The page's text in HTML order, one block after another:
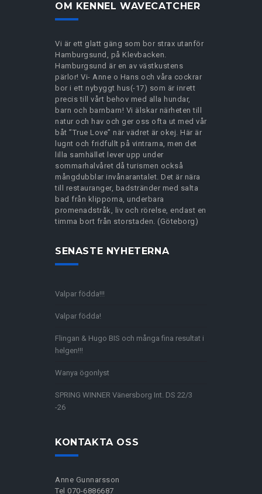
OM KENNEL WAVECATCHER
Vi är ett glatt gäng som bor strax utanför
Hamburgsund, på Klevbacken.
Hamburgsund är en av västkustens
pärlor! Vi- Anne o Hans och våra cockrar
bor i ett nybyggt hus(-17) som är inrett
precis till vårt behov med alla hundar,
barn och barnbarn! Vi älskar närheten till
natur och hav och ger oss ofta ut med vår
båt ”True Love” när vädret är okej. Här är
lugnt och fridfullt på vintrarna, men det
lilla samhället lever upp under
sommarhalvåret då turismen också
mångdubblar invånarantalet. Det är nära
till restauranger, badstränder med salta
bad från klipporna, underbara
promenadstråk, liv och rörelse, endast en
timma bort från storstaden. (Göteborg)
SENASTE NYHETERNA
Valpar födda!!!
Valpar födda!
Flingan & Hugo BIS och många fina resultat i
helgen!!!
Wanya ögonlyst
SPRING WINNER Vänersborg Int. DS 22/3
-26
KONTAKTA OSS
Anne Gunnarsson
Tel 070-6886687